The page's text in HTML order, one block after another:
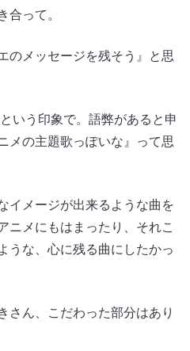
合って。
のメッセージを残そう』と思
いう印象で。語弊があると申
メの主題歌っぽいな』って思
イメージが出来るような曲を
ニメにもはまったり、それこ
うな、心に残る曲にしたかっ
さん、こだわった部分はあり